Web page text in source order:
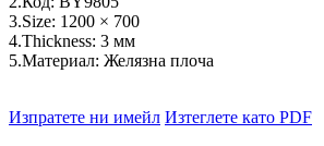
3.Size: 1200 × 700
4.Thickness: 3 мм
5.Материал: Желязна плоча
Изпратете ни имейл Изтеглете като PDF